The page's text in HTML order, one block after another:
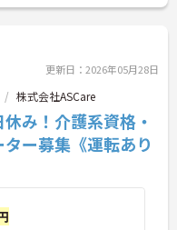
更新日：2026年05月28日
株式会社ASCare
み！介護系資格・
ー募集《運転あり